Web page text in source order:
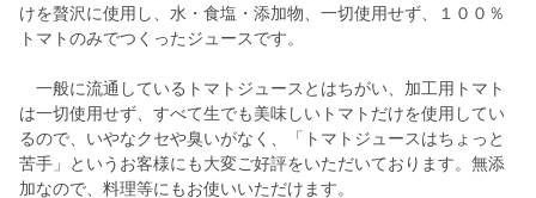
けを贅沢に使用し、水・食塩・添加物、一切使用せず、１００％
トマトのみでつくったジュースです。
一般に流通しているトマトジュースとはちがい、加工用トマト
は一切使用せず、すべて生でも美味しいトマトだけを使用してい
るので、いやなクセや臭いがなく、「トマトジュースはちょっと
苦手」というお客様にも大変ご好評をいただいております。無添
加なので、料理等にもお使いいただけます。